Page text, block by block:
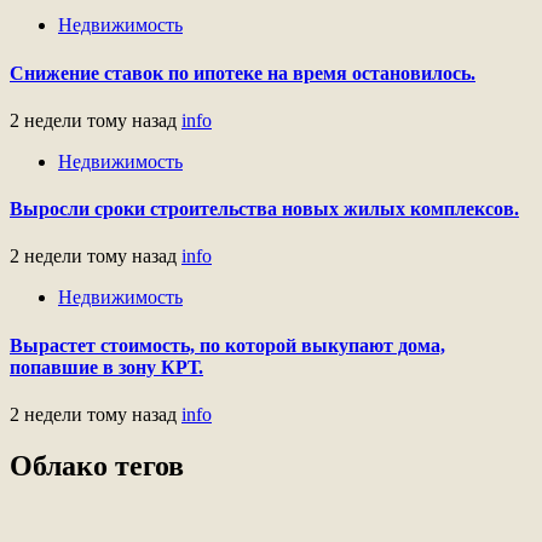
Недвижимость
Снижение ставок по ипотеке на время остановилось.
2 недели тому назад info
Недвижимость
Выросли сроки строительства новых жилых комплексов.
2 недели тому назад info
Недвижимость
Вырастет стоимость, по которой выкупают дома,
попавшие в зону КРТ.
2 недели тому назад info
Облако тегов